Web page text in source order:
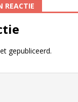
REACTIE
gepubliceerd.